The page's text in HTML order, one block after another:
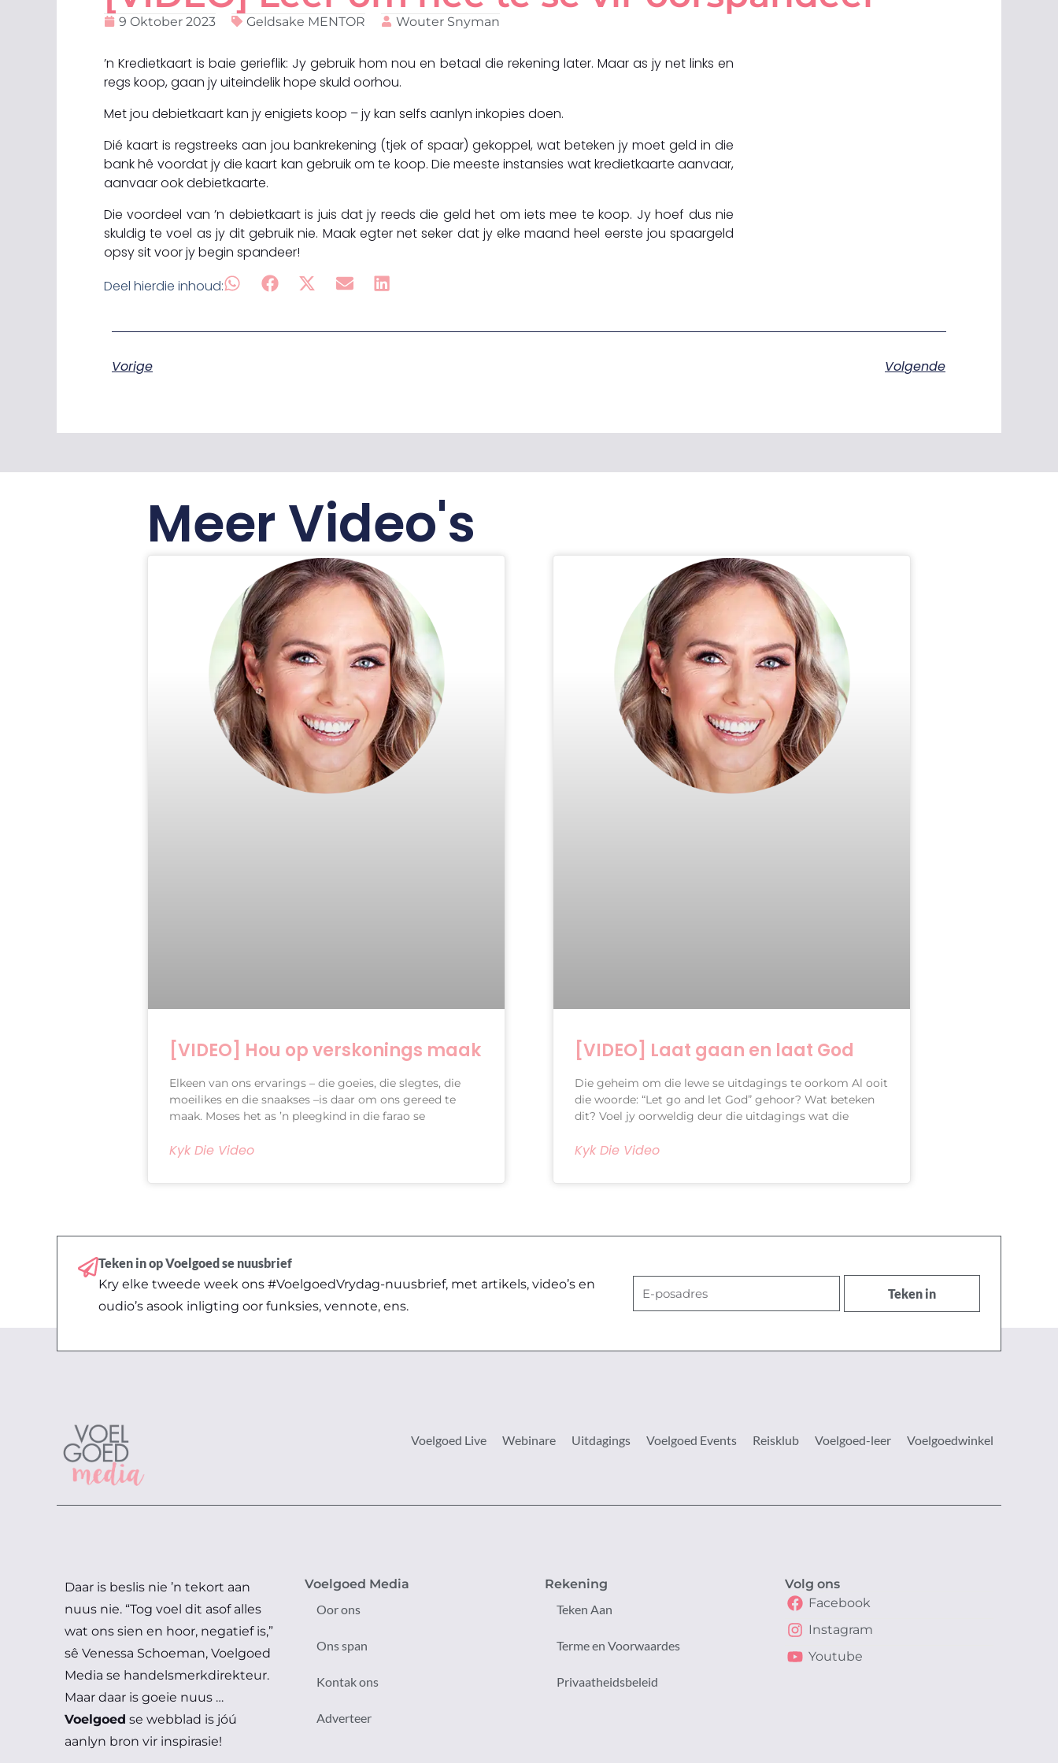
9 Oktober 2023 Geldsake MENTOR Wouter Snyman
’n Kredietkaart is baie gerieflik: Jy gebruik hom nou en betaal die rekening later. Maar as jy net links en
regs koop, gaan jy uiteindelik hope skuld oorhou.
Met jou debietkaart kan jy enigiets koop – jy kan selfs aanlyn inkopies doen.
Dié kaart is regstreeks aan jou bankrekening (tjek of spaar) gekoppel, wat beteken jy moet geld in die
bank hê voordat jy die kaart kan gebruik om te koop. Die meeste instansies wat kredietkaarte aanvaar,
aanvaar ook debietkaarte.
Die voordeel van ’n debietkaart is juis dat jy reeds die geld het om iets mee te koop. Jy hoef dus nie
skuldig te voel as jy dit gebruik nie. Maak egter net seker dat jy elke maand heel eerste jou spaargeld
opsy sit voor jy begin spandeer!
Deel hierdie inhoud:
Vorige Volgende
Meer Video's
[VIDEO] Hou op verskonings maak
Elkeen van ons ervarings – die goeies, die slegtes, die
moeilikes en die snaakses –is daar om ons gereed te
maak. Moses het as ’n pleegkind in die farao se
Kyk Die Video
[VIDEO] Laat gaan en laat God
Die geheim om die lewe se uitdagings te oorkom Al ooit
die woorde: “Let go and let God” gehoor? Wat beteken
dit? Voel jy oorweldig deur die uitdagings wat die
Kyk Die Video
Teken in op Voelgoed se nuusbrief
Kry elke tweede week ons #VoelgoedVrydag-nuusbrief, met artikels, video’s en
oudio’s asook inligting oor funksies, vennote, ens.
posadres
Teken in
Voelgoed Live Webinare Uitdagings Voelgoed Events Reisklub Voelgoed-leer Voelgoedwinkel
Daar is beslis nie ’n tekort aan
nuus nie. “Tog voel dit asof alles
wat ons sien en hoor, negatief is,”
sê Venessa Schoeman, Voelgoed
Media se handelsmerkdirekteur.
Maar daar is goeie nuus …
Voelgoed se webblad is jóú
aanlyn bron vir inspirasie!
Voelgoed Media
Oor ons
Ons span
Kontak ons
Adverteer
Rekening
Teken Aan
Terme en Voorwaardes
Privaatheidsbeleid
Volg ons
Facebook
Instagram
Youtube